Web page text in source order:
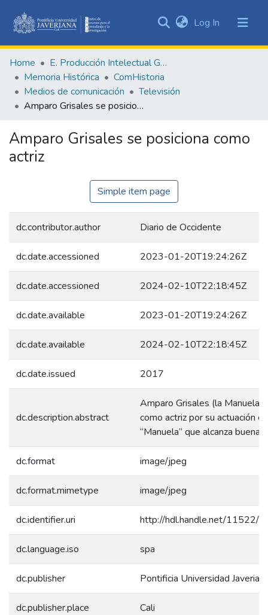
&
Collections
All of DSpace
Log In (current)
Home
E. Producción Intelectual General
Memoria Histórica
ComHistoria
Medios de comunicación
Televisión
Amparo Grisales se posiciona como actriz
Amparo Grisales se posiciona como
actriz
Simple item page
dc.contributor.author Diario de Occidente
dc.date.accessioned 2023-01-20T19:24:26Z
dc.date.accessioned 2024-02-10T22:18:45Z
dc.date.available 2023-01-20T19:24:26Z
dc.date.available 2024-02-10T22:18:45Z
dc.date.issued 2017
dc.description.abstract
Amparo Grisales (la Manuela)
como actriz por su actuación
“Manuela” que alcanza buena
dc.format image/jpeg
dc.format.mimetype image/jpeg
dc.identifier.uri http://hdl.handle.net/11522/
dc.language.iso spa
dc.publisher Pontificia Universidad
dc.publisher.place Cali